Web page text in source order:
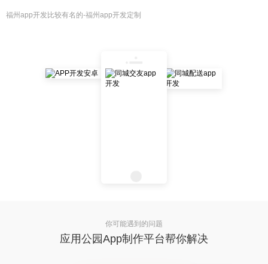
福州app开发比较有名的-福州app开发定制
你可能遇到的问题
应用公园App制作平台帮你解决